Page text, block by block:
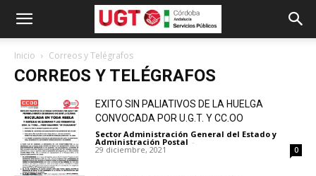
Inicio Correos y Telégrafos
CORREOS Y TELÉGRAFOS
EXITO SIN PALIATIVOS DE LA HUELGA
CONVOCADA POR U.G.T. Y CC.OO
Sector Administración General del Estado y
Administración Postal -
29 diciembre, 2021 0